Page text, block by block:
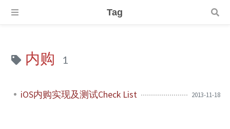
Tag
内购 1
iOS内购实现及测试Check List 2013-11-18